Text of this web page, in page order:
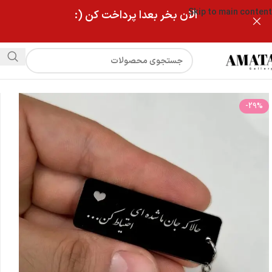
Skip to main contentالان بخر بعدا پرداخت کن (:
فروشگاه جاکلیدی مشکی حالا که جان ما شده ای…
-29%